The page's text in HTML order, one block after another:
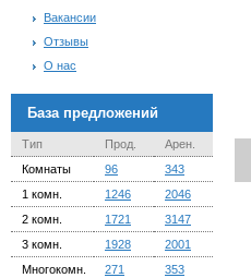
Вакансии
Отзывы
О нас
База предложений
Тип Прод.
Арен.
Комнаты
96
343
1 комн.
1246
2046
2 комн.
1721
3147
3 комн.
1928
2001
Многокомн.
271
353